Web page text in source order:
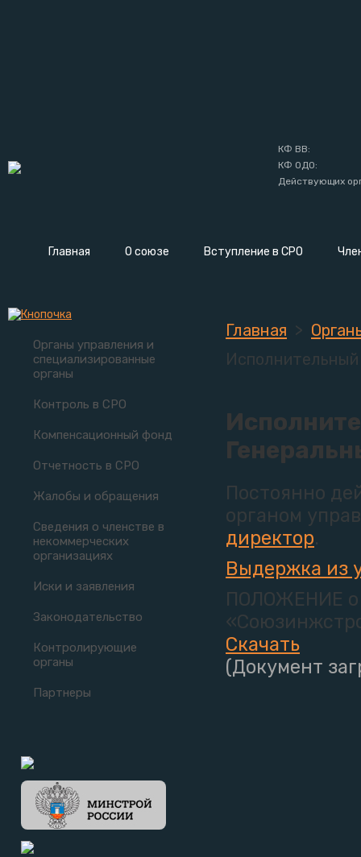
КФ ВВ:
КФ ОДО:
Действующих
Главная О союзе Вступление в СРО
Главная >
Исполнительный
Постоянно
органом
директор.
Выдержка из
ПОЛОЖЕНИЕ о
Скачать
(Документ
Органы управления и
специализированные
органы
Контроль в СРО
Компенсационный фонд
Отчетность в СРО
Жалобы и обращения
Сведения о членстве в
некоммерческих
организациях
Иски и заявления
Законодательство
Контролирующие
органы
Партнеры